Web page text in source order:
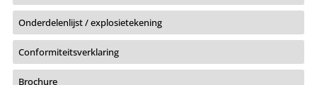
Onderdelenlijst / explosietekening
Conformiteitsverklaring
Brochure